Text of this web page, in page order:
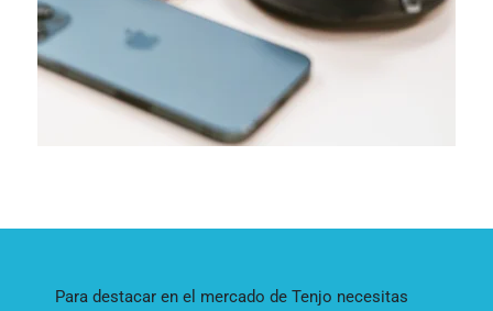
Para destacar en el mercado de Tenjo necesitas